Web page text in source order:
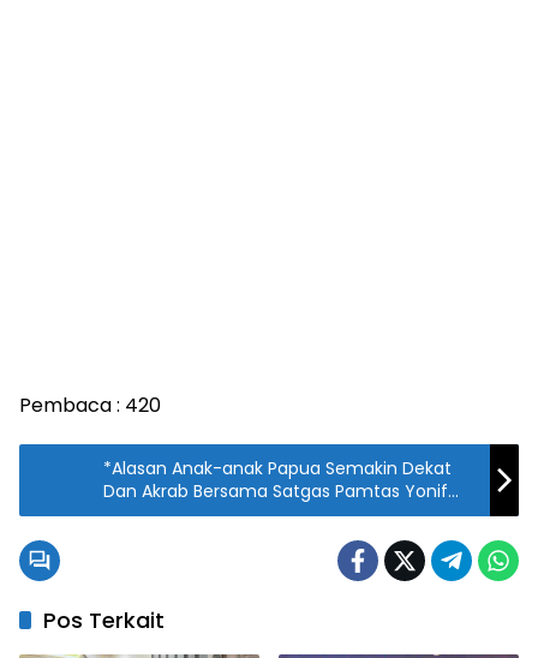
Pembaca : 420
*Alasan Anak-anak Papua Semakin Dekat
Dan Akrab Bersama Satgas Pamtas Yonif
711/Rks*
Pos Terkait